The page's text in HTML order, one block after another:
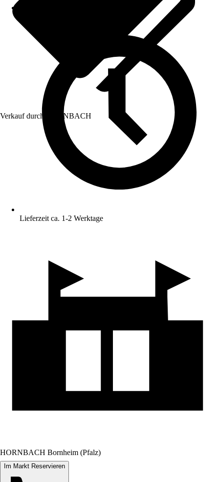
Verkauf durch: HORNBACH
Lieferzeit ca. 1-2 Werktage
HORNBACH Bornheim (Pfalz)
Im Markt Reservieren